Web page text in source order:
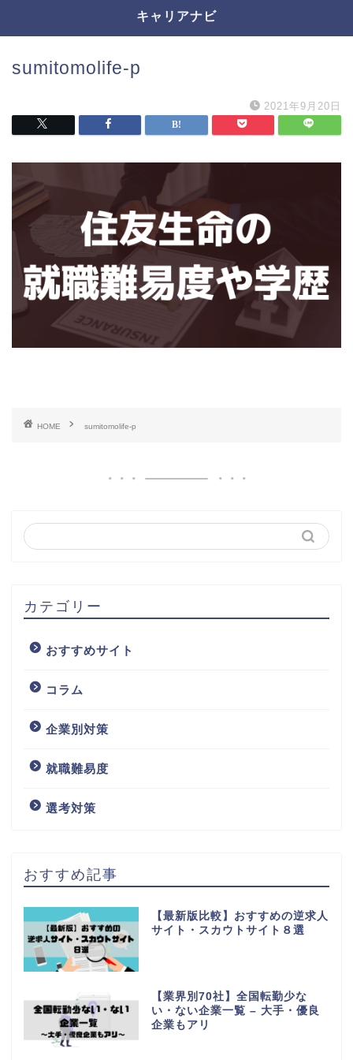
キャリアナビ
sumitomolife-p
2021年9月20日
HOME sumitomolife-p
カテゴリー
おすすめサイト
コラム
企業別対策
就職難易度
選考対策
おすすめ記事
【最新版比較】おすすめの逆求人
サイト・スカウトサイト８選
【業界別70社】全国転勤少な
い・ない企業一覧 – 大手・優良
企業もアリ